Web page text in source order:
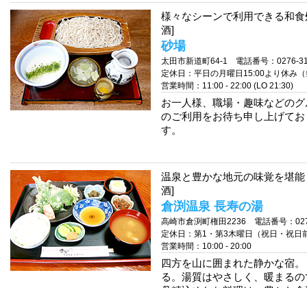
様々なシーンで利用できる和
酒]
砂場
太田市新道町64-1 電話番号：0276-
定休日：平日の月曜日15:00より休み
営業時間：11:00 - 22:00 (LO 21:30)
お一人様、職場・趣味などの
のご利用をお待ち申し上げて
す。
温泉と豊かな地元の味覚を堪
酒]
倉渕温泉 長寿の湯
高崎市倉渕町権田2236 電話番号：
定休日：第1・第3木曜日（祝日・祝日
営業時間：10:00 - 20:00
四方を山に囲まれた静かな宿
る。湯質はやさしく、暖まる